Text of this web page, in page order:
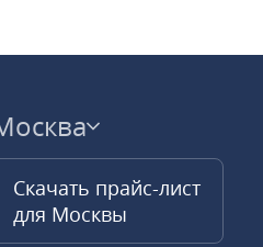
Скачать прайс-лист
для Москвы